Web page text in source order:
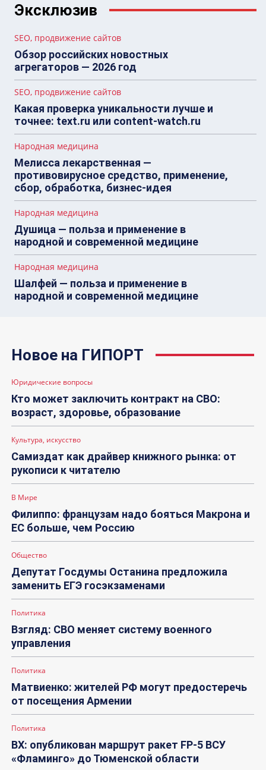
Эксклюзив
SEO, продвижение сайтов
Обзор российских новостных
агрегаторов — 2026 год
SEO, продвижение сайтов
Какая проверка уникальности лучше и
точнее: text.ru или content-watch.ru
Народная медицина
Мелисса лекарственная —
противовирусное средство, применение,
сбор, обработка, бизнес-идея
Народная медицина
Душица — польза и применение в
народной и современной медицине
Народная медицина
Шалфей — польза и применение в
народной и современной медицине
Новое на ГИПОРТ
Юридические вопросы
Кто может заключить контракт на СВО:
возраст, здоровье, образование
Культура, искусство
Самиздат как драйвер книжного рынка: от
рукописи к читателю
В Мире
Филиппо: французам надо бояться Макрона и
ЕС больше, чем Россию
Общество
Депутат Госдумы Останина предложила
заменить ЕГЭ госэкзаменами
Политика
Взгляд: СВО меняет систему военного
управления
Политика
Матвиенко: жителей РФ могут предостеречь
от посещения Армении
Политика
ВХ: опубликован маршрут ракет FP-5 ВСУ
«Фламинго» до Тюменской области